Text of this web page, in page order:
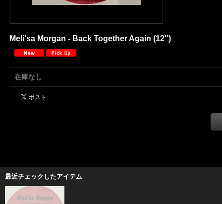
Meli'sa Morgan - Back Together Again (12'')
在庫なし
最近チェックしたアイテム